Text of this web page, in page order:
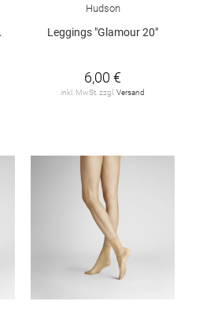
Hudson
Leggings "Glamour 20"
6,00 €
inkl. MwSt. zzgl. Versand